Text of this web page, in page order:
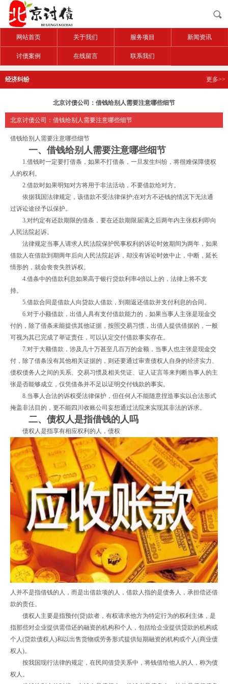
网站首页 关于我们 服务项目 新闻资讯
讨债案例 在线留言 联系我们
经济纠纷 更多>>
北京讨债公司：借钱给别人需要注意哪些细节
北京讨债公司：借钱给别人需要注意哪些细节
借钱给别人需要注意哪些细节
一、借钱给别人需要注意哪些细节
1.借钱时一定要打借条，如果不打借条，一旦发生纠纷，将很难保障债权
人的权利。
2.借款时如果明知对方将用于非法活动，不要借款给对方。
依据我国法律规定，该借款不受法律保护;在对方不还钱的情况下无法通
过诉讼途径予以保护。
3.对约定有还款期限的借条，要在还款期限届满之后两年内主张权利即向
人民法院起诉。
法律规定当事人请求人民法院保护民事权利的诉讼时效期间为两年，如果
借款人在借款到期两年后向人民法院起诉，却没有诉讼时效中止，中断，延长
情形的，就会丧丧失胜诉权。
4.借条中的借款利息如果高于银行贷款利率4倍以上的，法律上将不支
持。
5.借款合同是借款人向贷款人借款，到期返还借款并支付利息的合同。
6.对于小额借款，出借人具有支付借款能力的，如果当事人主张是现金交
付的，除了借条未能提供其他证据，按照交易习惯，出借人提供借据的，一般
可视为其已完成了举证责任，可以认定交付借款事实存在。
7.对于大额借款，涉及几十万甚至几百万的金额，当事人也主张是现金交
付，除了借条没有其他相关证据的，则还要通过审查债权人自身的经济实力、
债权债务人之间的关系、交易习惯及相关凭证、证人证言等来判断当事人的主
张是否能够成立，仅凭借条并不足以证明交付钱款的事实。
8.当事人合法的诉权受法律保护，但任何人不能随意捏造事实以合法形式
掩盖非法目的，更不能四川收账公司妄想通过法院来实现其非法的诉求。
二、债权人是指借钱的人吗
债权人是指享有相应权利的人，债权
人并不是指借钱的人，而是出借款项的人，借款人指的是债务人，承担偿还借
款的责任。
债权人主要是指预付(贷)款者，有权请求他方为特定行为的权利主体，是
指那些对企业提供需偿还的融资的机构和个人，包括给企业提供贷款的机构或
个人(贷款债权人)和以出售货物或劳务形式提供短期融资的机构或个人(商业债
权人)。
按我国现行法律的规定，在民间借贷关系中，将钱借给他人的人，称为债
权人。